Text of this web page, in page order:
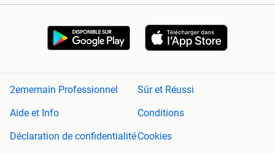
2ememain Professionnel
Sûr et Réussi
Aide et Info
Conditions
Déclaration de confidentialitéCookies